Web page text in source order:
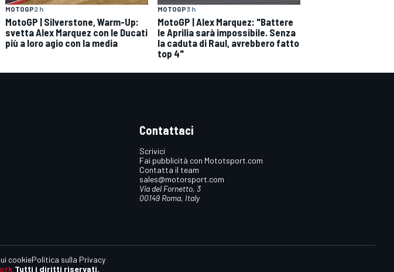
MOTOGP2 h
MotoGP | Silverstone, Warm-Up:
svetta Alex Marquez con le Ducati
più a loro agio con la media
MOTOGP3 h
MotoGP | Alex Marquez: "Battere
le Aprilia sarà impossibile. Senza
la caduta di Raul, avrebbero fatto
top 4"
Contattaci
Scrivici
Fai pubblicità con Mototsport.com
Contatta il team
sales@motorsport.com
Via del Fornetto, 3
00149 Roma, Italy
Tutti i diritti riservati.
cookiePolitica sulla Privacy